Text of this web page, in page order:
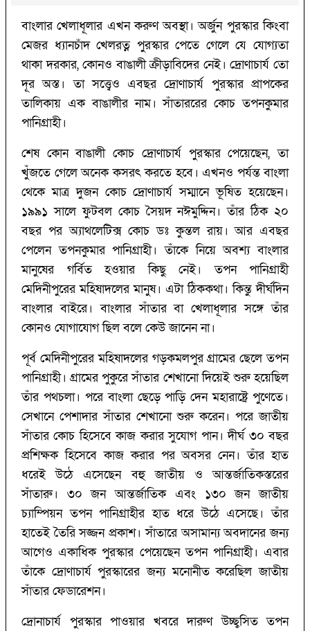
বাংলার খেলাধূলার এখন করুণ অবস্থা। অর্জুন পুরস্কার কিংবা
মেজর ধ্যানচাঁদ খেলরত্ন পুরস্কার পেতে গেলে যে যোগ্যতা
থাকা দরকার, কোনও বাঙালী ক্রীড়াবিদের নেই। দ্রোণাচার্য তো
দূর অস্ত। তা সত্ত্বেও এবছর দ্রোণাচার্য পুরস্কার প্রাপকের
তালিকায় এক বাঙালীর নাম। সাঁতাররের কোচ তপনকুমার
পানিগ্রাহী।
শেষ কোন বাঙালী কোচ দ্রোণাচার্য পুরস্কার পেয়েছেন, তা
খুঁজতে গেলে অনেক কসরৎ করতে হবে। এখনও পর্যন্ত বাংলা
থেকে মাত্র দুজন কোচ দ্রোণাচার্য সম্মানে ভূষিত হয়েছেন।
১৯৯১ সালে ফুটবল কোচ সৈয়দ নঈমুদ্দিন। তাঁর ঠিক ২০
বছর পর অ্যাথলেটিক্স কোচ ডঃ কুন্তল রায়। আর এবছর
পেলেন তপনকুমার পানিগ্রাহী। তাঁকে নিয়ে অবশ্য বাংলার
মানুষের গর্বিত হওয়ার কিছু নেই। তপন পানিগ্রাহী
মেদিনীপুরের মহিষাদলের মানুষ। এটা ঠিককথা। কিন্তু দীর্ঘদিন
বাংলার বাইরে। বাংলার সাঁতার বা খেলাধূলার সঙ্গে তাঁর
কোনও যোগাযোগ ছিল বলে কেউ জানেন না।
পূর্ব মেদিনীপুরের মহিষাদলের গড়কমলপুর গ্রামের ছেলে তপন
পানিগ্রাহী। গ্রামের পুকুরে সাঁতার শেখানো দিয়েই শুরু হয়েছিল
তাঁর পথচলা। পরে বাংলা ছেড়ে পাড়ি দেন মহারাষ্ট্রে পুণেতে।
সেখানে পেশাদার সাঁতার শেখানো শুরু করেন। পরে জাতীয়
সাঁতার কোচ হিসেবে কাজ করার সুযোগ পান। দীর্ঘ ৩০ বছর
প্রশিক্ষক হিসেবে কাজ করার পর অবসর নেন। তাঁর হাত
ধরেই উঠে এসেছেন বহু জাতীয় ও আন্তর্জাতিকস্তরের
সাঁতারু। ৩০ জন আন্তর্জাতিক এবং ১৩০ জন জাতীয়
চ্যাম্পিয়ন তপন পানিগ্রাহীর হাত ধরে উঠে এসেছে। তাঁর
হাতেই তৈরি সজ্জন প্রকাশ। সাঁতারে অসামান্য অবদানের জন্য
আগেও একাধিক পুরস্কার পেয়েছেন তপন পানিগ্রাহী। এবার
তাঁকে দ্রোণাচার্য পুরস্কারের জন্য মনোনীত করেছিল জাতীয়
সাঁতার ফেডারেশন।
দ্রোনাচার্য পুরস্কার পাওয়ার খবরে দারুণ উচ্ছ্বসিত তপন